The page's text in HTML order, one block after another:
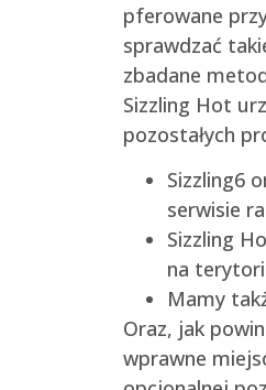
pferowane
sprawdzać
zbadane
Sizzling Hot
pozostałych
Sizzling6
serwisie
Sizzling
na
Mamy
Oraz, jak
wprawne